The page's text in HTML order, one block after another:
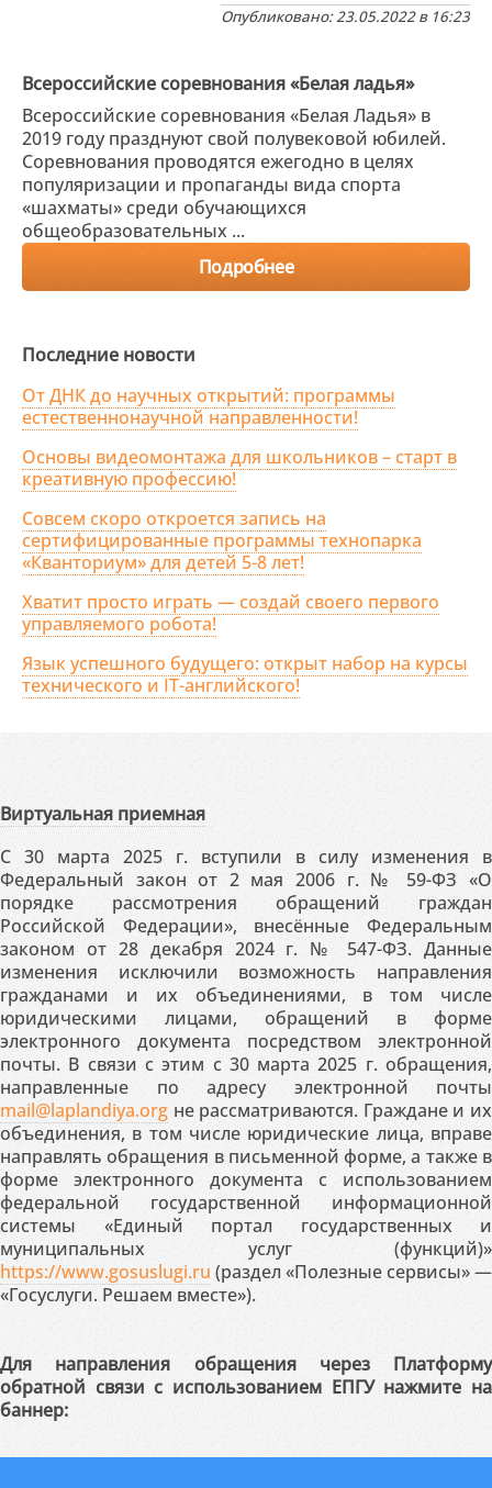
Опубликовано: 23.05.2022 в 16:23
Всероссийские соревнования «Белая ладья»
Всероссийские соревнования «Белая Ладья» в
2019 году празднуют свой полувековой юбилей.
Соревнования проводятся ежегодно в целях
популяризации и пропаганды вида спорта
«шахматы» среди обучающихся
общеобразовательных ...
Подробнее
Последние новости
От ДНК до научных открытий: программы
естественнонаучной направленности!
Основы видеомонтажа для школьников – старт в
креативную профессию!
Совсем скоро откроется запись на
сертифицированные программы технопарка
«Кванториум» для детей 5-8 лет!
Хватит просто играть — создай своего первого
управляемого робота!
Язык успешного будущего: открыт набор на курсы
технического и IT-английского!
Виртуальная приемная
С 30 марта 2025 г. вступили в силу изменения в
Федеральный закон от 2 мая 2006 г. № 59-ФЗ «О
порядке рассмотрения обращений граждан
Российской Федерации», внесённые Федеральным
законом от 28 декабря 2024 г. № 547-ФЗ. Данные
изменения исключили возможность направления
гражданами и их объединениями, в том числе
юридическими лицами, обращений в форме
электронного документа посредством электронной
почты. В связи с этим с 30 марта 2025 г. обращения,
направленные по адресу электронной почты
mail@laplandiya.org не рассматриваются. Граждане и их
объединения, в том числе юридические лица, вправе
направлять обращения в письменной форме, а также в
форме электронного документа с использованием
федеральной государственной информационной
системы «Единый портал государственных и
муниципальных услуг (функций)»
https://www.gosuslugi.ru (раздел «Полезные сервисы» —
«Госуслуги. Решаем вместе»).
Для направления обращения через Платформу
обратной связи с использованием ЕПГУ нажмите на
баннер: